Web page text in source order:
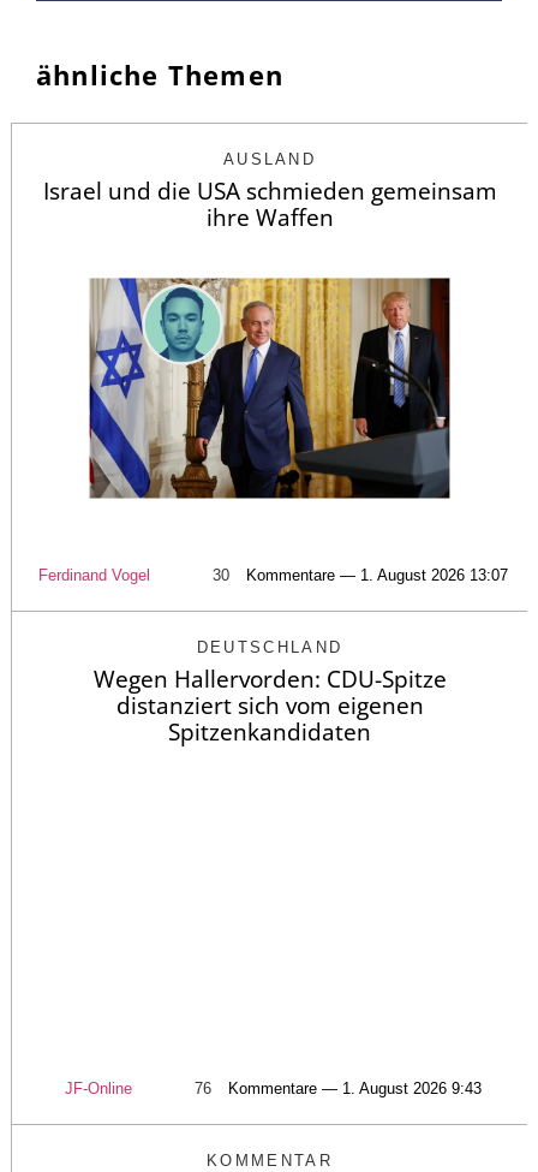
ähnliche Themen
AUSLAND
Israel und die USA schmieden gemeinsam
ihre Waffen
Ferdinand Vogel 30 Kommentare — 1. August 2026 13:07
DEUTSCHLAND
Wegen Hallervorden: CDU-Spitze
distanziert sich vom eigenen
Spitzenkandidaten
JF-Online 76 Kommentare — 1. August 2026 9:43
KOMMENTAR